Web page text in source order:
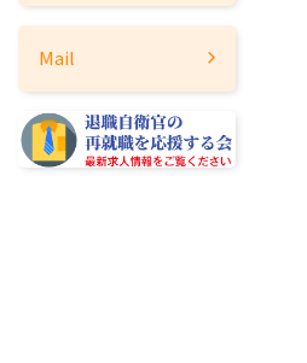
2012年
2011年
2009年
2008年
Mail